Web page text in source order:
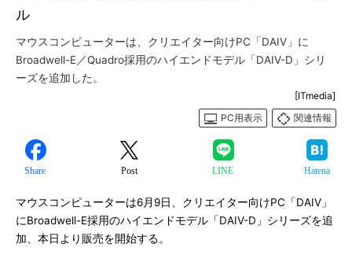
ル
マウスコンピューターは、クリエイター向けPC「DAIV」に
Broadwell-E／Quadro採用のハイエンドモデル「DAIV-D」シリ
ーズを追加した。
[ITmedia]
PC用表示
関連情報
Share Post LINE Hatena
マウスコンピューターは6月9日、クリエイター向けPC「DAIV」
にBroadwell-E採用のハイエンドモデル「DAIV-D」シリーズを追
加、本日より販売を開始する。